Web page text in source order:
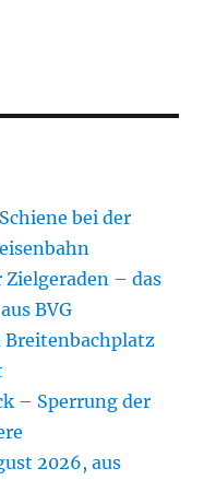
bei der
Zielgeraden – das
BVG
Breitenbachplatz
– Sperrung der
2026, aus